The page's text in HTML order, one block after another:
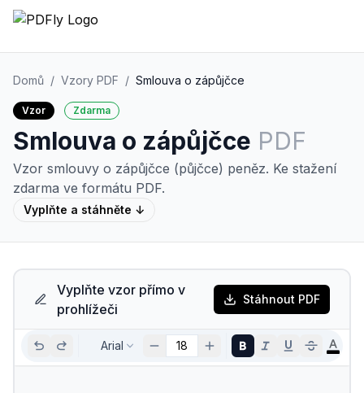
Domů / Vzory PDF / Smlouva o zápůjčce
Vzor Zdarma
Smlouva o zápůjčce PDF
Vzor smlouvy o zápůjčce (půjčce) peněz. Ke stažení
zdarma ve formátu PDF.
Vyplňte a stáhněte ↓
Vyplňte vzor přímo v
prohlížeči
Stáhnout PDF
Arial 18